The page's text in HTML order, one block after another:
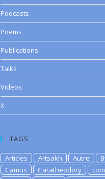
Podcasts
Poems
Publications
Talks
Videos
X
TAGS
Articles Artsakh Autre
Camus
Caratheodory